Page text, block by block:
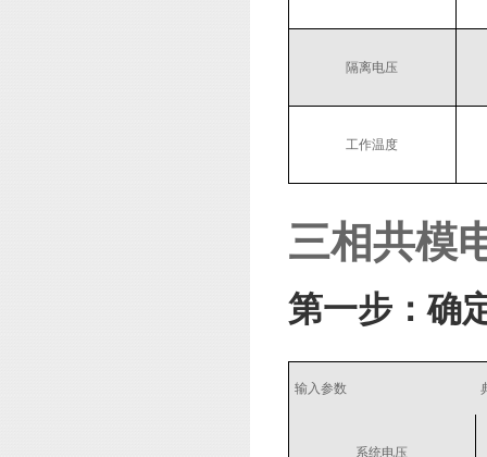
隔离电压
工作温度
三相共模
第一步：确
输入参数
系统电压